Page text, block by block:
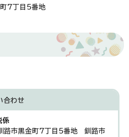
7丁目5番地
合わせ
係
市黒金町7丁目5番地 釧路市